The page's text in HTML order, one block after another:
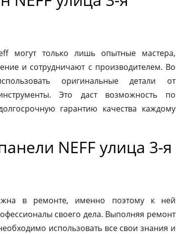
могут только лишь опытные мастера,
и сотрудничают с производителем. Во
оригинальные детали от
Это даст возможность по
гарантию качества каждому
NEFF улица 3-я
в ремонте, именно поэтому к ней
своего дела. Выполняя ремонт
использовать все свои знания и